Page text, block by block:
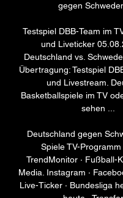
gegen
Testspiel DBB-Team im
und Liveticker
Deutschland vs.
Übertragung: Testspiel
und Livestream.
Basketballspiele im TV
sehen ...
Deutschland gegen
Spiele TV-Programm
TrendMonitor · Fußball-
Media. Instagram ·
Live-Ticker · Bundesliga